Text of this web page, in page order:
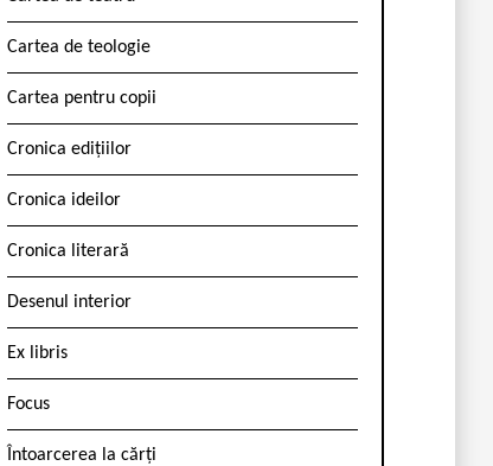
Cartea de teologie
Cartea pentru copii
Cronica edițiilor
Cronica ideilor
Cronica literară
Desenul interior
Ex libris
Focus
Întoarcerea la cărți